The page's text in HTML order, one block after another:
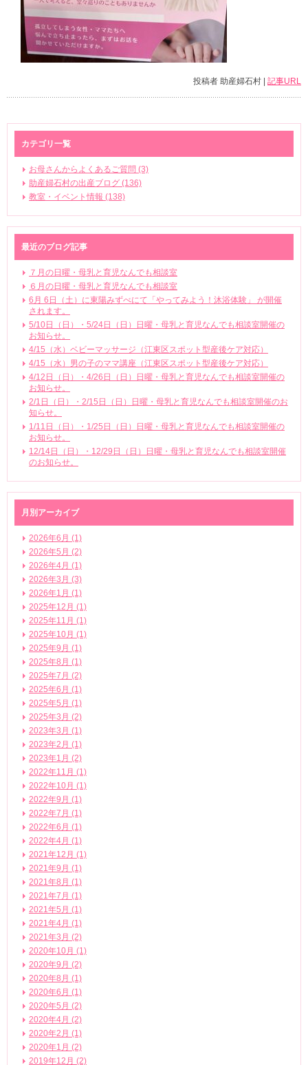
投稿者 助産婦石村 | 記事URL
カテゴリ一覧
お母さんからよくあるご質問 (3)
助産婦石村の出産ブログ (136)
教室・イベント情報 (138)
最近のブログ記事
７月の日曜・母乳と育児なんでも相談室
６月の日曜・母乳と育児なんでも相談室
6月 6日（土）に東陽みずべにて「やってみよう！沐浴体験」 が開催
されます。
5/10日（日）・5/24日（日）日曜・母乳と育児なんでも相談室開催の
お知らせ。
4/15（水）ベビーマッサージ（江東区スポット型産後ケア対応）
4/15（水）男の子のママ講座（江東区スポット型産後ケア対応）
4/12日（日）・4/26日（日）日曜・母乳と育児なんでも相談室開催の
お知らせ。
2/1日（日）・2/15日（日）日曜・母乳と育児なんでも相談室開催のお
知らせ。
1/11日（日）・1/25日（日）日曜・母乳と育児なんでも相談室開催の
お知らせ。
12/14日（日）・12/29日（日）日曜・母乳と育児なんでも相談室開催
のお知らせ。
月別アーカイブ
2026年6月 (1)
2026年5月 (2)
2026年4月 (1)
2026年3月 (3)
2026年1月 (1)
2025年12月 (1)
2025年11月 (1)
2025年10月 (1)
2025年9月 (1)
2025年8月 (1)
2025年7月 (2)
2025年6月 (1)
2025年5月 (1)
2025年3月 (2)
2023年3月 (1)
2023年2月 (1)
2023年1月 (2)
2022年11月 (1)
2022年10月 (1)
2022年9月 (1)
2022年7月 (1)
2022年6月 (1)
2022年4月 (1)
2021年12月 (1)
2021年9月 (1)
2021年8月 (1)
2021年7月 (1)
2021年5月 (1)
2021年4月 (1)
2021年3月 (2)
2020年10月 (1)
2020年9月 (2)
2020年8月 (1)
2020年6月 (1)
2020年5月 (2)
2020年4月 (2)
2020年2月 (1)
2020年1月 (2)
2019年12月 (2)